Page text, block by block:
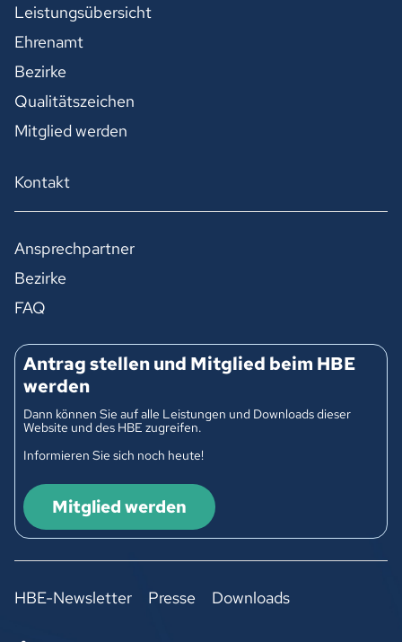
Leistungsübersicht
Ehrenamt
Bezirke
Qualitätszeichen
Mitglied werden
Kontakt
Ansprechpartner
Bezirke
FAQ
Antrag stellen und Mitglied beim HBE
werden
Dann können Sie auf alle Leistungen und Downloads dieser
Website und des HBE zugreifen.
Informieren Sie sich noch heute!
Mitglied werden
HBE-Newsletter Presse Downloads